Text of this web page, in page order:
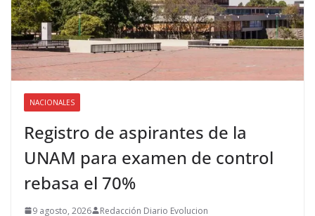
NACIONALES
Registro de aspirantes de la
UNAM para examen de control
rebasa el 70%
9 agosto, 2026 Redacción Diario Evolucion